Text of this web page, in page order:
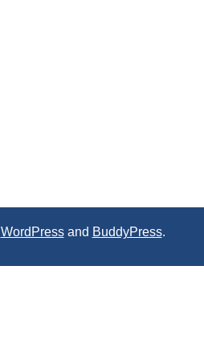
WordPressand BuddyPress.